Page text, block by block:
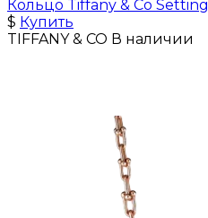
Кольцо Tiffany & Co Setting
$ Купить
TIFFANY & CO В наличии